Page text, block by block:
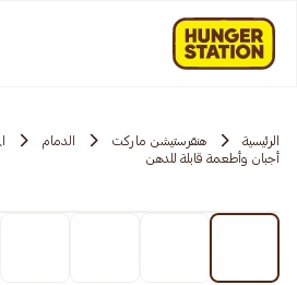
الرئيسية هنقرستيشن ماركت الدمام
أجبان وأطعمة قابلة للدهن